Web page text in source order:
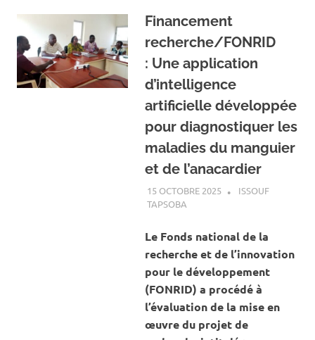
Financement
recherche/FONRID
: Une application
d’intelligence
artificielle développée
pour diagnostiquer les
maladies du manguier
et de l’anacardier
15 OCTOBRE 2025
ISSOUF
TAPSOBA
Le Fonds national de la
recherche et de l’innovation
pour le développement
(FONRID) a procédé à
l’évaluation de la mise en
œuvre du projet de